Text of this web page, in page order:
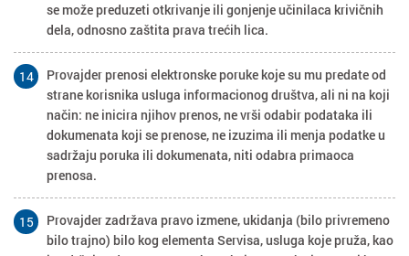
se može preduzeti otkrivanje ili gonjenje učinilaca krivičnih
dela, odnosno zaštita prava trećih lica.
14
Provajder prenosi elektronske poruke koje su mu predate od
strane korisnika usluga informacionog društva, ali ni na koji
način: ne inicira njihov prenos, ne vrši odabir podataka ili
dokumenata koji se prenose, ne izuzima ili menja podatke u
sadržaju poruka ili dokumenata, niti odabra primaoca
prenosa.
15
Provajder zadržava pravo izmene, ukidanja (bilo privremeno
bilo trajno) bilo kog elementa Servisa, usluga koje pruža, kao